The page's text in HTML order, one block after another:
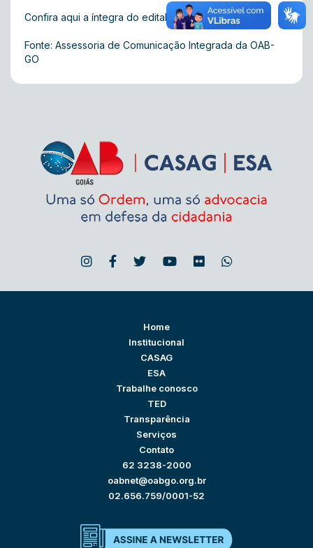
Confira aqui a íntegra do edital.
Fonte: Assessoria de Comunicação Integrada da OAB-
GO
Home
Institucional
CASAG
ESA
Trabalhe conosco
TED
Transparência
Serviços
Contato
62 3238-2000
oabnet@oabgo.org.br
02.656.759/0001-52